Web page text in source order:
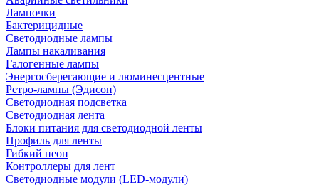
Лампочки
Бактерицидные
Светодиодные лампы
Лампы накаливания
Галогенные лампы
Энергосберегающие и люминесцентные
Ретро-лампы (Эдисон)
Светодиодная подсветка
Светодиодная лента
Блоки питания для светодиодной ленты
Профиль для ленты
Гибкий неон
Контроллеры для лент
Светодиодные модули (LED-модули)